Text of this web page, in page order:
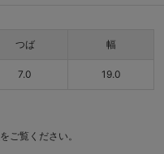
つば 幅
7.0 19.0
をご覧ください。